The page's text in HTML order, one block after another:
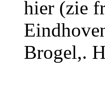
hier (zie
Brogel,.